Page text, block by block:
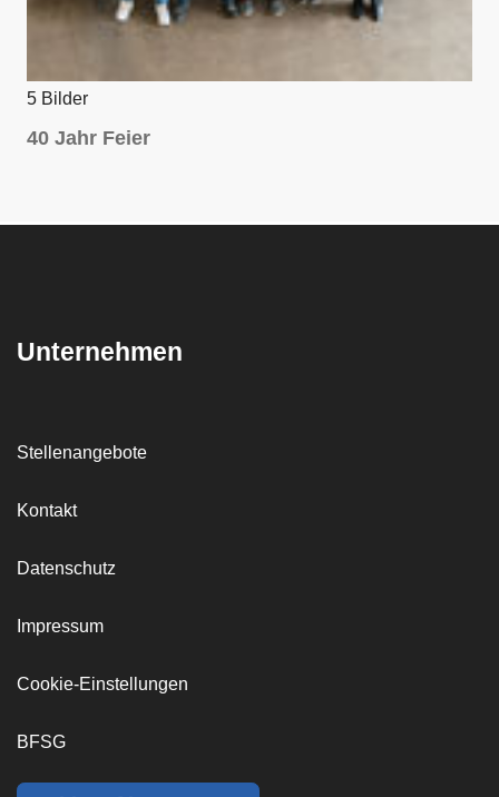
7
-
c
h
s
n
h
e
e
-
d
.
5 Bilder
40 Jahr Feier
Unternehmen
Stellenangebote
Kontakt
Datenschutz
Impressum
Cookie-Einstellungen
BFSG